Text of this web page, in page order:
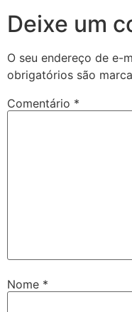
Deixe um
O seu endereço de e-
obrigatórios são
Comentário *
Nome *